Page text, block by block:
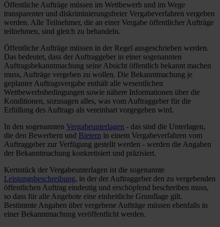
Öffentliche Aufträge müssen im Wettbewerb und im Wege
transparenter und diskriminierungsfreier Vergabeverfahren vergeben
werden. Alle Teilnehmer, die an einer Vergabe öffentlicher Aufträge
teilnehmen, sind gleich zu behandeln.
Öffentliche Aufträge müssen in der Regel ausgeschrieben werden.
Das bedeutet, dass der Auftraggeber in einer sogenannten
Auftragsbekanntmachung seine Absicht öffentlich bekannt machen
muss, Aufträge vergeben zu wollen. Die Bekanntmachung je
geplanter Auftragsvergabe enthält alle wesentlichen
Wettbewerbsbedingungen sowie nähere Informationen über die
Konditionen, sozusagen alles, was vom Auftraggeber für die
Erfüllung des Auftrags als vereinbart vorgegeben wird.
In den sogenannten Vergabeunterlagen - das sind die Unterlagen,
die den Bewerbern und Bietern in einem Vergabeverfahren vom
Auftraggeber zur Verfügung gestellt werden - werden die Angaben
der Bekanntmachung konkretisiert und präzisiert.
Kernstück der Vergabeunterlagen ist die sogenannte
Leistungsbeschreibung, in der der Auftraggeber den zu vergebenden
öffentlichen Auftrag eindeutig und erschöpfend beschreiben muss,
so dass für alle Angebote eine einheitliche Grundlage gilt.
Bestimmte Angaben über vergebene Aufträge müssen ebenfalls in
einer Bekanntmachung veröffentlicht werden.